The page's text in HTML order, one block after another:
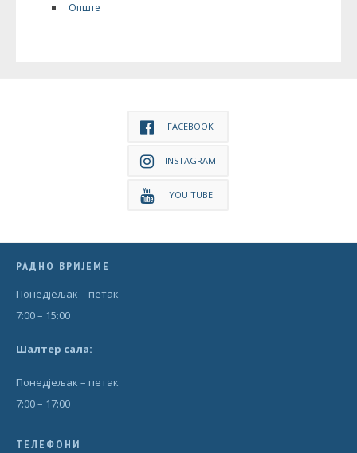
Опште
FACEBOOK
INSTAGRAM
YOU TUBE
РАДНО ВРИЈЕМЕ
Понедjељак – петак
7:00 – 15:00
Шалтер сала:
Понедjељак – петак
7:00 – 17:00
ТЕЛЕФОНИ